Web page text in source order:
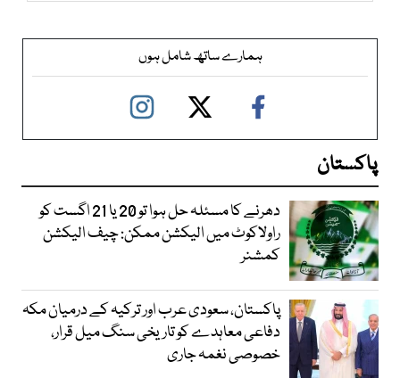
ہمارے ساتھ شامل ہوں
پاکستان
دھرنے کا مسئلہ حل ہوا تو 20 یا 21 اگست کو
راولاکوٹ میں الیکشن ممکن: چیف الیکشن
کمشنر
پاکستان، سعودی عرب اور ترکیہ کے درمیان مکہ
دفاعی معاہدے کو تاریخی سنگ میل قرار،
خصوصی نغمہ جاری